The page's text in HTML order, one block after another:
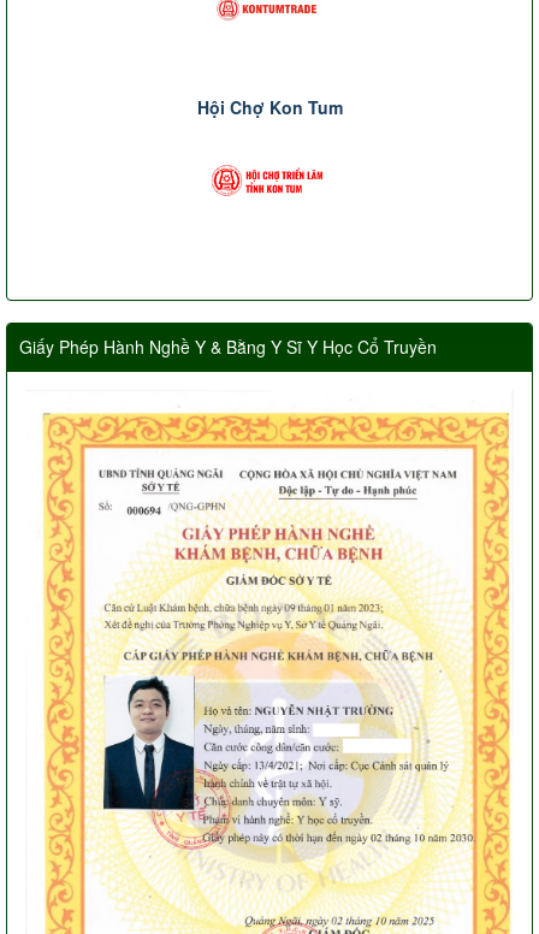
Hội Chợ Kon Tum
Giấy Phép Hành Nghề Y & Bằng Y Sĩ Y Học Cổ Truyền